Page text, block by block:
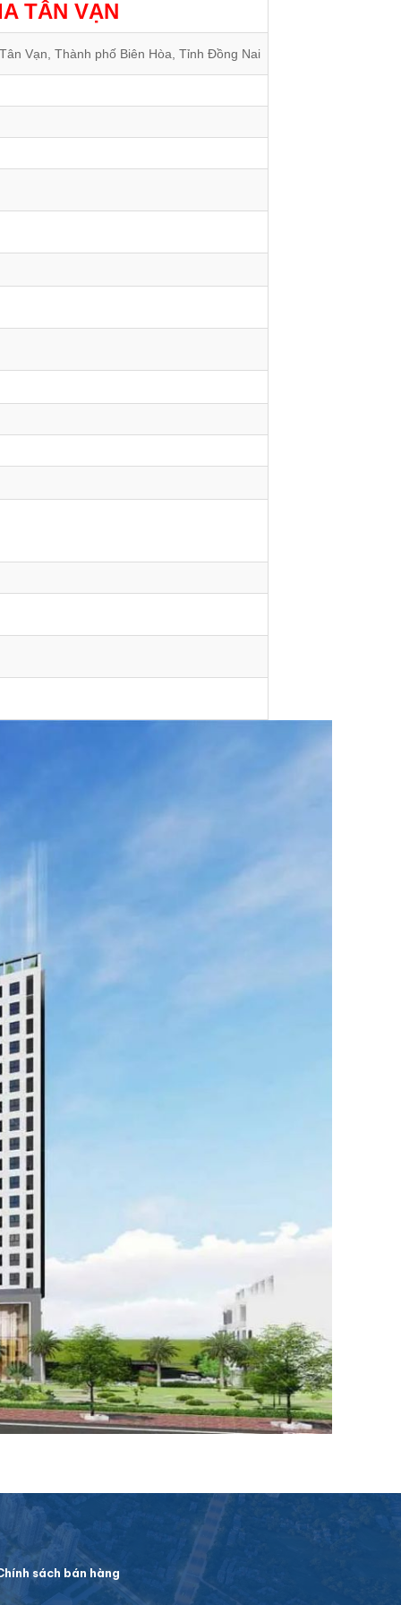
TÂN VẠN
Vạn, Thành phố Biên Hòa, Tỉnh Đồng Nai
sách bán hàng